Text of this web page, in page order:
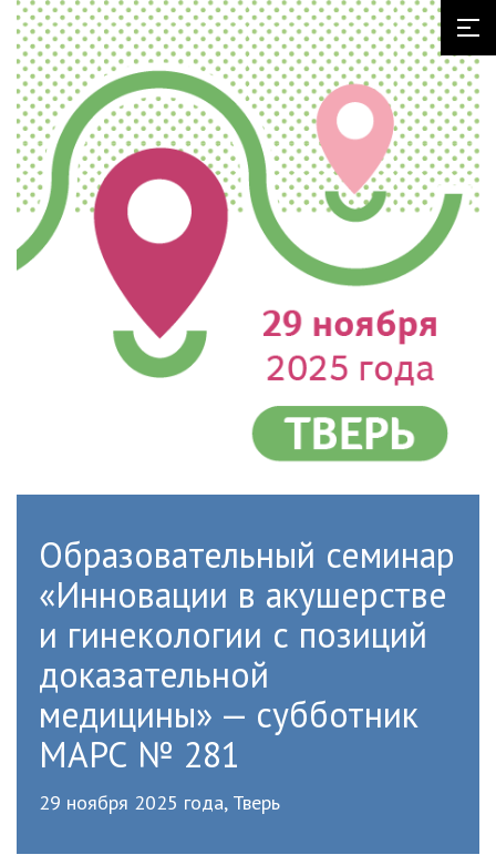
Образовательный семинар
«Инновации в акушерстве
и гинекологии с позиций
доказательной
медицины» — субботник
МАРС № 281
29 ноября 2025 года, Тверь